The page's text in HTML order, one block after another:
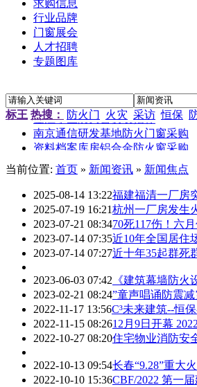
求购信息
行业品牌
门窗展会
人才招聘
专题图库
标王 热搜： 防火门 火灾 采访 恒保
江苏省农科院农产品孵化中心招
金江小区防火窗安装招标
南京通信研发基地防火门窗采购
资料档案库房铝合金防火窗采购
当前位置: 首页 » 新闻资讯 » 新闻焦点
2025-08-14 13:22福建福清一厂房
2025-07-19 16:21杭州一厂房发生
2023-07-21 08:3470死117伤！六
2023-07-14 07:35近10年全国居住
2023-07-14 07:27近十年35起群死
2023-06-03 07:42 《建筑幕墙防
2023-02-21 08:24”童声唱诵防震
2022-11-17 13:56C³未来建筑--恒
2022-11-15 08:2612月9日开幕
2022-10-27 08:20住宅物业消防安
2022-10-13 09:54长春“9.28”重大
2022-10-10 15:36CBF/2022 第一